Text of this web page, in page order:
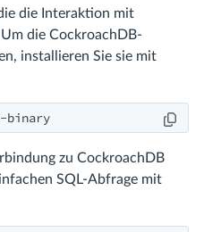
die Interaktion mit
die CockroachDB-
installieren Sie sie mit
binary
zu CockroachDB
SQL-Abfrage mit